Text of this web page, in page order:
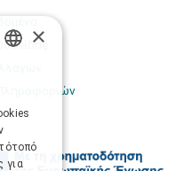
×
για